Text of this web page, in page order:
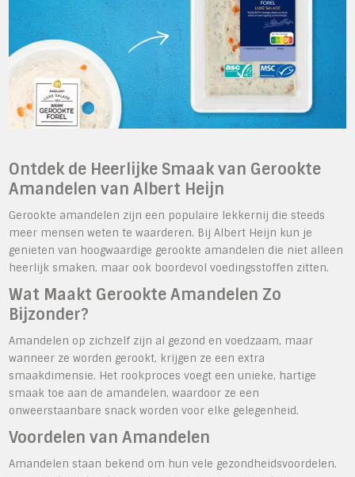
Ontdek de Heerlijke Smaak van Gerookte
Amandelen van Albert Heijn
Gerookte amandelen zijn een populaire lekkernij die steeds
meer mensen weten te waarderen. Bij Albert Heijn kun je
genieten van hoogwaardige gerookte amandelen die niet alleen
heerlijk smaken, maar ook boordevol voedingsstoffen zitten.
Wat Maakt Gerookte Amandelen Zo
Bijzonder?
Amandelen op zichzelf zijn al gezond en voedzaam, maar
wanneer ze worden gerookt, krijgen ze een extra
smaakdimensie. Het rookproces voegt een unieke, hartige
smaak toe aan de amandelen, waardoor ze een
onweerstaanbare snack worden voor elke gelegenheid.
Voordelen van Amandelen
Amandelen staan bekend om hun vele gezondheidsvoordelen.